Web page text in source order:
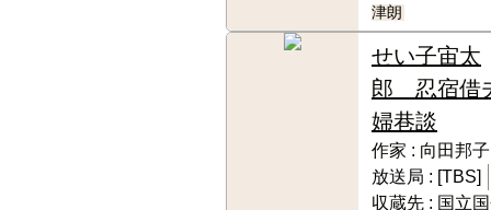
津朗
せい子宙太
郎 忍宿借
婦巷談
作家 : 向田邦子
放送局 : [TBS]
収蔵先 : 国立